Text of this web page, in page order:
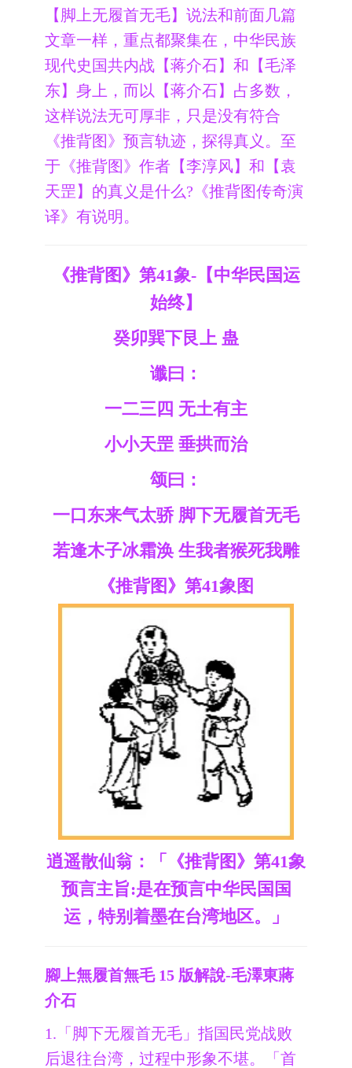
【脚上无履首无毛】说法和前面几篇
文章一样，重点都聚集在，中华民族
现代史国共内战【蒋介石】和【毛泽
东】身上，而以【蒋介石】占多数，
这样说法无可厚非，只是没有符合
《推背图》预言轨迹，探得真义。至
于《推背图》作者【李淳风】和【袁
天罡】的真义是什么?《推背图传奇演
译》有说明。
《推背图》第41象-【中华民国运
始终】
癸卯巽下艮上 蛊
谶曰：
一二三四 无土有主
小小天罡 垂拱而治
颂曰：
一口东来气太骄 脚下无履首无毛
若逢木子冰霜涣 生我者猴死我雕
《推背图》第41象图
逍遥散仙翁：「《推背图》第41象
预言主旨:是在预言中华民国国
运，特别着墨在台湾地区。」
腳上無履首無毛 15 版解說-毛澤東蔣
介石
1.「脚下无履首无毛」指国民党战败
后退往台湾，过程中形象不堪。「首